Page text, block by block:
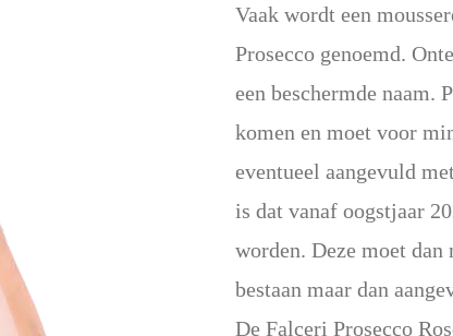
Vaak wordt een
Prosecco genoemd.
een beschermde naam.
komen en moet voor
eventueel aangevuld
is dat vanaf oogstjaar
worden. Deze moet
bestaan maar dan
De Falceri Prosecco